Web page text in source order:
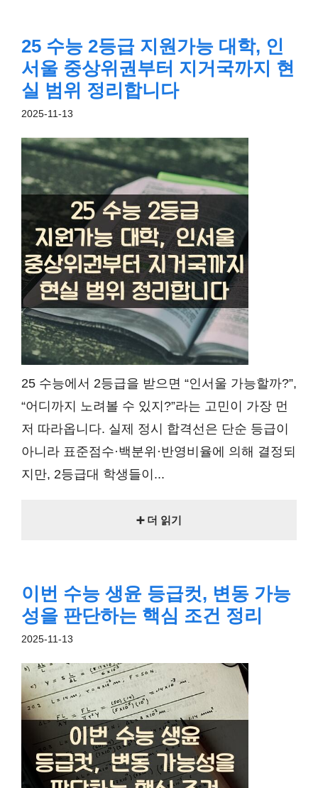
25 수능 2등급 지원가능 대학, 인
서울 중상위권부터 지거국까지 현
실 범위 정리합니다
2025-11-13
25 수능에서 2등급을 받으면 “인서울 가능할까?”,
“어디까지 노려볼 수 있지?”라는 고민이 가장 먼
저 따라옵니다. 실제 정시 합격선은 단순 등급이
아니라 표준점수·백분위·반영비율에 의해 결정되
지만, 2등급대 학생들이...
➕ 더 읽기
이번 수능 생윤 등급컷, 변동 가능
성을 판단하는 핵심 조건 정리
2025-11-13